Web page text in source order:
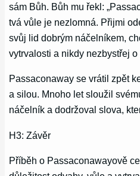
sám Bůh. Bůh mu řekl:
tvá vůle je nezlomná. Přijmi
svůj lid dobrým náčelníkem,
vytrvalosti a nikdy nezbystřej o
Passaconaway se vrátil zpět
a silou. Mnoho let sloužil
náčelník a dodržoval slova,
H3: Závěr
Příběh o Passaconawayově